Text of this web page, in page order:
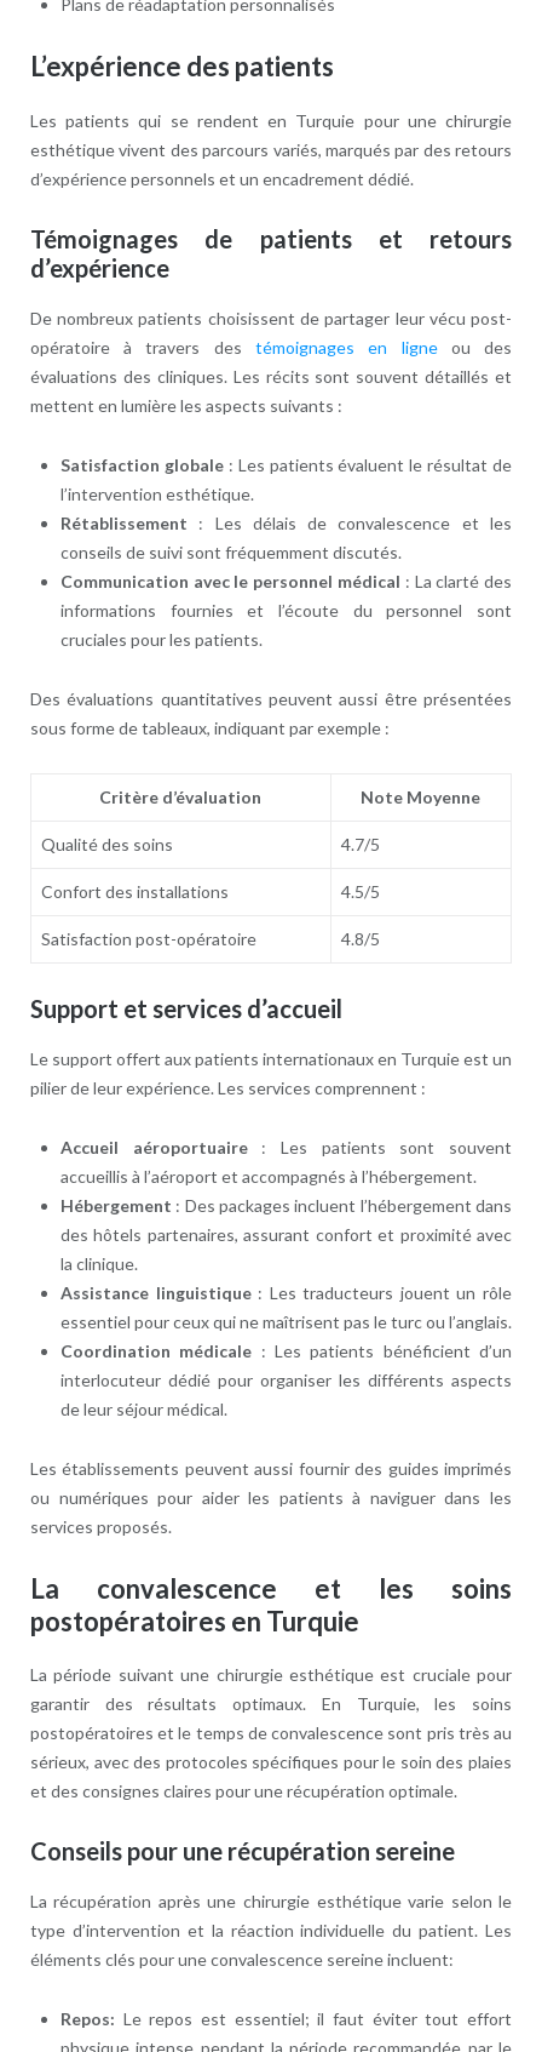
Plans de réadaptation personnalisés
L’expérience des patients
Les patients qui se rendent en Turquie pour une chirurgie
esthétique vivent des parcours variés, marqués par des retours
d’expérience personnels et un encadrement dédié.
Témoignages de patients et retours
d’expérience
De nombreux patients choisissent de partager leur vécu post-
opératoire à travers des témoignages en ligneou des
évaluations des cliniques. Les récits sont souvent détaillés et
mettent en lumière les aspects suivants :
Satisfaction globale: Les patients évaluent le résultat de
l’intervention esthétique.
Rétablissement : Les délais de convalescence et les
conseils de suivi sont fréquemment discutés.
Communication avec le personnel médical : La clarté des
informations fournies et l’écoute du personnel sont
cruciales pour les patients.
Des évaluations quantitatives peuvent aussi être présentées
sous forme de tableaux, indiquant par exemple :
Critère d’évaluation Note Moyenne
Qualité des soins 4.7/5
Confort des installations 4.5/5
Satisfaction post-opératoire 4.8/5
Support et services d’accueil
Le support offert aux patients internationaux en Turquie est un
pilier de leur expérience. Les services comprennent :
Accueil aéroportuaire: Les patients sont souvent
accueillis à l’aéroport et accompagnés à l’hébergement.
Hébergement : Des packages incluent l’hébergement dans
des hôtels partenaires, assurant confort et proximité avec
la clinique.
Assistance linguistique: Les traducteurs jouent un rôle
essentiel pour ceux qui ne maîtrisent pas le turc ou l’anglais.
Coordination médicale : Les patients bénéficient d’un
interlocuteur dédié pour organiser les différents aspects
de leur séjour médical.
Les établissements peuvent aussi fournir des guides imprimés
ou numériques pour aider les patients à naviguer dans les
services proposés.
La convalescence et les soins
postopératoires en Turquie
La période suivant une chirurgie esthétique est cruciale pour
garantir des résultats optimaux. En Turquie, les soins
postopératoires et le temps de convalescence sont pris très au
sérieux, avec des protocoles spécifiques pour le soin des plaies
et des consignes claires pour une récupération optimale.
Conseils pour une récupération sereine
La récupération après une chirurgie esthétique varie selon le
type d’intervention et la réaction individuelle du patient. Les
éléments clés pour une convalescence sereine incluent:
Repos: Le repos est essentiel; il faut éviter tout effort
physique intense pendant la période recommandée par le